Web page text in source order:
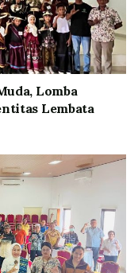
Lomba
Lembata